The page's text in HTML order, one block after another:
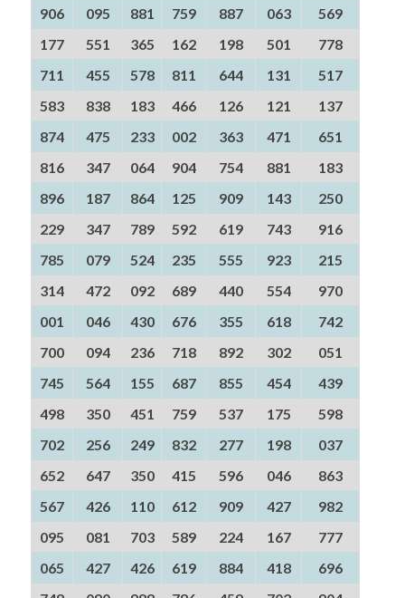
906
095 881 759 887 063
569
177
551 365 162 198 501
778
711
455 578 811 644 131
517
583
838 183 466 126 121
137
874
475 233 002 363 471
651
816
347 064 904 754 881
183
896
187 864 125 909 143
250
229
347 789 592 619 743
916
785
079 524 235 555 923
215
314
472 092 689 440 554
970
001
046 430 676 355 618
742
700
094 236 718 892 302
051
745
564 155 687 855 454
439
498
350 451 759 537 175
598
702
256 249 832 277 198
037
652
647 350 415 596 046
863
567
426 110 612 909 427
982
095
081 703 589 224 167
777
065
427 426 619 884 418
696